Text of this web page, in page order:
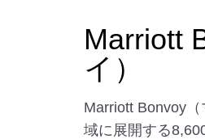
Marriott
イ）
Marriott Bonvoy
域に展開する